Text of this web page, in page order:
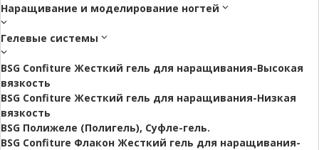
Наращивание и моделирование ногтей
Гелевые системы
BSG Confiture Жесткий гель для наращивания-Высокая
вязкость
BSG Confiture Жесткий гель для наращивания-Низкая
вязкость
BSG Полижеле (Полигель), Суфле-гель.
BSG Confiture Флакон Жесткий гель для наращивания-